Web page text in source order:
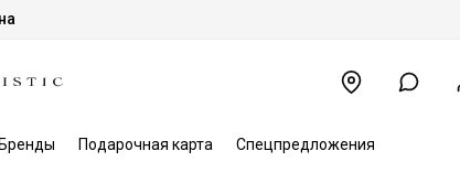
Бренды Подарочная карта Спецпредложения